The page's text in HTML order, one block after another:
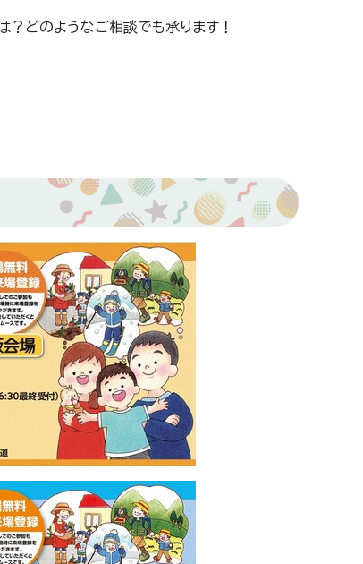
？どのようなご相談でも承ります！